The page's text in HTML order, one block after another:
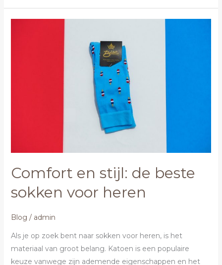
Comfort en stijl: de beste
sokken voor heren
Blog / admin
Als je op zoek bent naar sokken voor heren, is het
materiaal van groot belang. Katoen is een populaire
keuze vanwege zijn ademende eigenschappen en het